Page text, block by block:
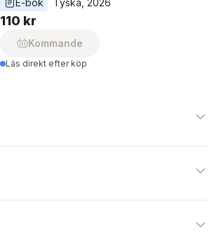
110 kr
Kommande
Läs direkt efter köp